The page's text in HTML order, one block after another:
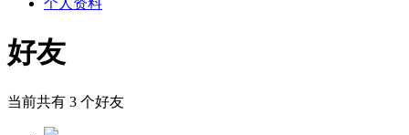
好友
当前共有 3 个好友